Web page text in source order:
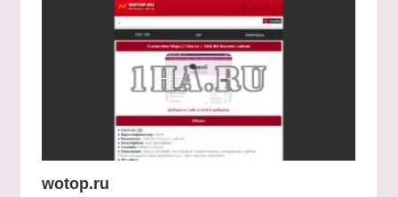
wotop.ru